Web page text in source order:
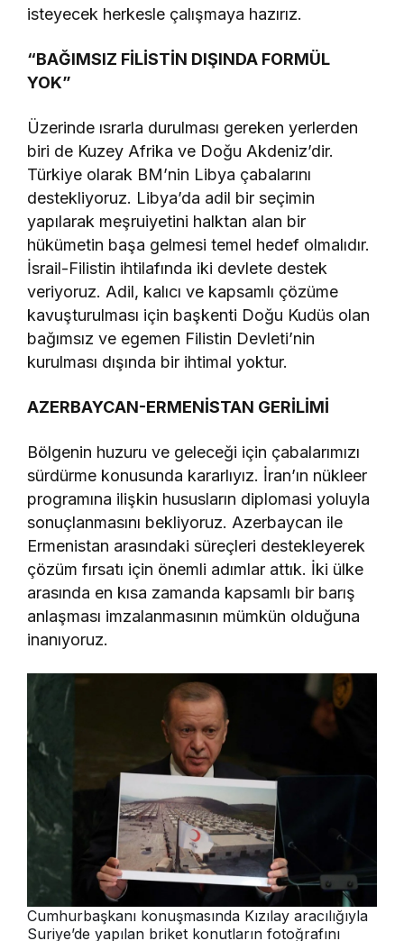
isteyecek herkesle çalışmaya hazırız.
“BAĞIMSIZ FİLİSTİN DIŞINDA FORMÜL
YOK”
Üzerinde ısrarla durulması gereken yerlerden
biri de Kuzey Afrika ve Doğu Akdeniz’dir.
Türkiye olarak BM’nin Libya çabalarını
destekliyoruz. Libya’da adil bir seçimin
yapılarak meşruiyetini halktan alan bir
hükümetin başa gelmesi temel hedef olmalıdır.
İsrail-Filistin ihtilafında iki devlete destek
veriyoruz. Adil, kalıcı ve kapsamlı çözüme
kavuşturulması için başkenti Doğu Kudüs olan
bağımsız ve egemen Filistin Devleti’nin
kurulması dışında bir ihtimal yoktur.
AZERBAYCAN-ERMENİSTAN GERİLİMİ
Bölgenin huzuru ve geleceği için çabalarımızı
sürdürme konusunda kararlıyız. İran’ın nükleer
programına ilişkin hususların diplomasi yoluyla
sonuçlanmasını bekliyoruz. Azerbaycan ile
Ermenistan arasındaki süreçleri destekleyerek
çözüm fırsatı için önemli adımlar attık. İki ülke
arasında en kısa zamanda kapsamlı bir barış
anlaşması imzalanmasının mümkün olduğuna
inanıyoruz.
Cumhurbaşkanı konuşmasında Kızılay aracılığıyla
Suriye’de yapılan briket konutların fotoğrafını